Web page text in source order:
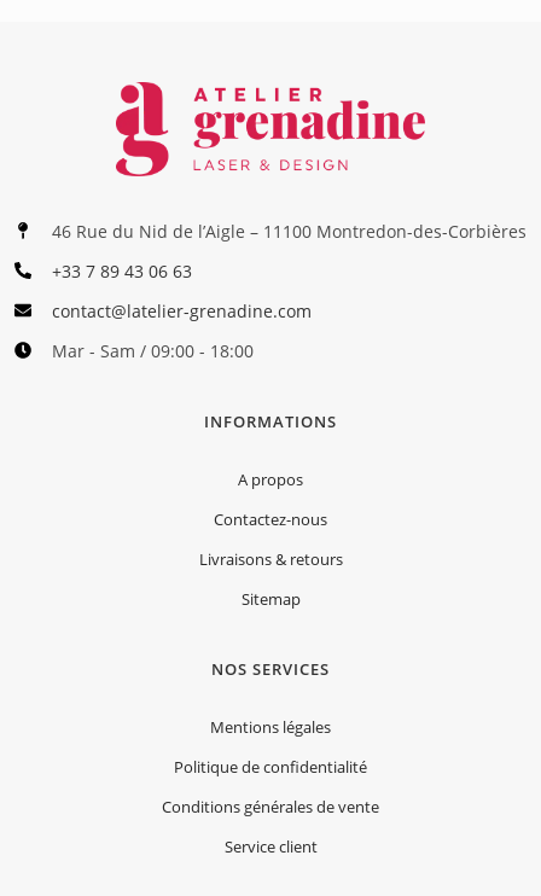
46 Rue du Nid de l’Aigle – 11100 Montredon-des-Corbières
+33 7 89 43 06 63
contact@latelier-grenadine.com
Mar - Sam / 09:00 - 18:00
INFORMATIONS
A propos
Contactez-nous
Livraisons & retours
Sitemap
NOS SERVICES
Mentions légales
Politique de confidentialité
Conditions générales de vente
Service client